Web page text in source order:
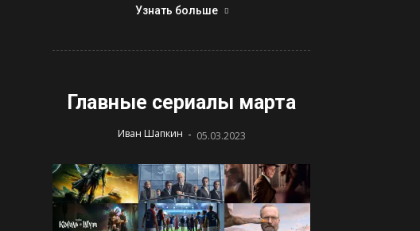
Узнать больше
Главные сериалы марта
Иван Шапкин - 05.03.2023